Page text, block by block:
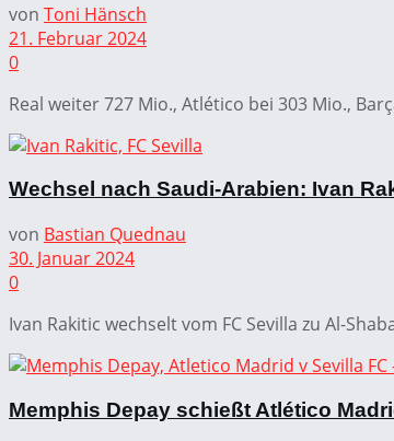
von Toni Hänsch
21. Februar 2024
0
Real weiter 727 Mio., Atlético bei 303 Mio.,
Wechsel nach Saudi-Arabien: Ivan
von Bastian Quednau
30. Januar 2024
0
Ivan Rakitic wechselt vom FC Sevilla zu Al-
Memphis Depay schießt Atlético